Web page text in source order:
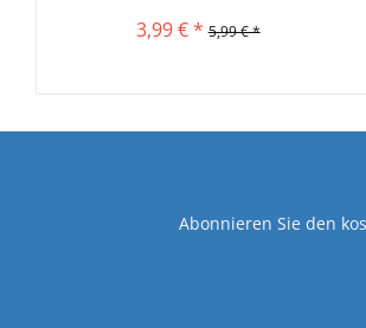
3,99 € * 5,99 € *
Abonnieren Sie den